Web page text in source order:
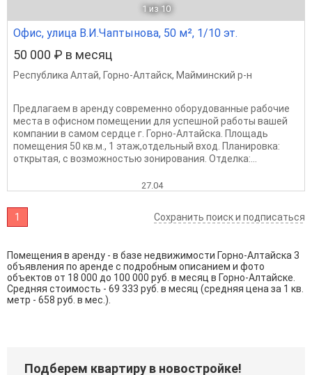
1 из 10
Офис, улица В.И.Чаптынова, 50 м², 1/10 эт.
50 000 ₽ в месяц
Республика Алтай, Горно-Алтайск, Майминский р-н
Предлагаем в аренду современно оборудованные рабочие
места в офисном помещении для успешной работы вашей
компании в самом сердце г. Горно-Алтайска. Площадь
помещения 50 кв.м., 1 этаж,отдельный вход. Планировка:
открытая, с возможностью зонирования. Отделка:...
27.04
1 Сохранить поиск и подписаться
Помещения в аренду - в базе недвижимости Горно-Алтайска 3
объявления по аренде с подробным описанием и фото
объектов от 18 000 до 100 000 руб. в месяц в Горно-Алтайске.
Средняя стоимость - 69 333 руб. в месяц (средняя цена за 1 кв.
метр - 658 руб. в мес.).
Подберем квартиру в новостройке!